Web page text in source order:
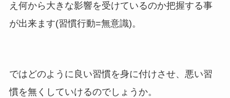
え何から大きな影響を受けているのか把握する事
が出来ます(習慣行動=無意識)。
ではどのように良い習慣を身に付けさせ、悪い習
慣を無くしていけるのでしょうか。